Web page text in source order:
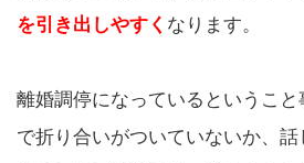
を引き出しやすく なります。
離婚調停になっているというこ
で折り合いがついていないか、